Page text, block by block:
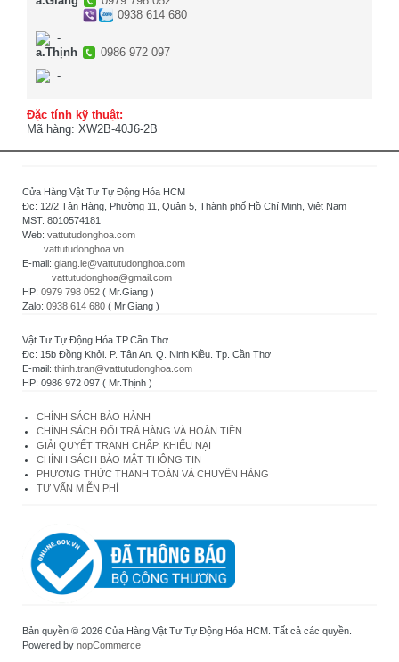
0938 614 680
-
a.Thịnh
0986 972 097
-
Đặc tính kỹ thuật:
Mã hàng: XW2B-40J6-2B
Cửa Hàng Vật Tư Tự Động Hóa HCM
Đc: 12/2 Tân Hàng, Phường 11, Quận 5, Thành phố Hồ Chí Minh, Việt Nam
MST: 8010574181
Web: vattutudonghoa.com
vattutudonghoa.vn
E-mail: giang.le@vattutudonghoa.com
vattutudonghoa@gmail.com
HP: 0979 798 052 ( Mr.Giang )
Zalo: 0938 614 680 ( Mr.Giang )
Vật Tư Tự Động Hóa TP.Cần Thơ
Đc: 15b Đồng Khởi. P. Tân An. Q. Ninh Kiều. Tp. Cần Thơ
E-mail: thinh.tran@vattutudonghoa.com
HP: 0986 972 097 ( Mr.Thịnh )
CHÍNH SÁCH BẢO HÀNH
CHÍNH SÁCH ĐỔI TRẢ HÀNG VÀ HOÀN TIỀN
GIẢI QUYẾT TRANH CHẤP, KHIẾU NẠI
CHÍNH SÁCH BẢO MẬT THÔNG TIN
PHƯƠNG THỨC THANH TOÁN VÀ CHUYỂN HÀNG
TƯ VẤN MIỄN PHÍ
Bản quyền © 2026 Cửa Hàng Vật Tư Tự Động Hóa HCM. Tất cả các quyền.
Powered by nopCommerce